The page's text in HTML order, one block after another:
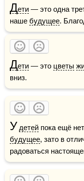
Дети — это одна
наше будущее.
Дети — это цветы
вниз.
У детей пока ещё нет
будущее, зато в
радоваться